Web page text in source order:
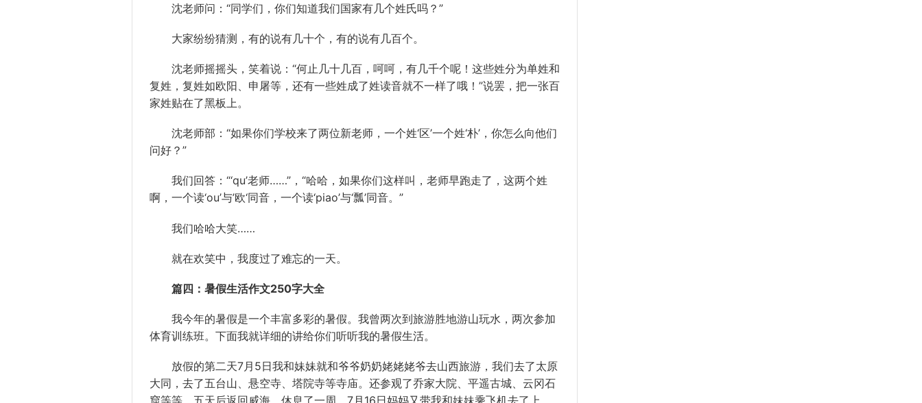
沈老师问：“同学们，你们知道我们国家有几个姓氏吗？”
大家纷纷猜测，有的说有几十个，有的说有几百个。
沈老师摇摇头，笑着说：“何止几十几百，呵呵，有几千个呢！这些姓分为单姓和
复姓，复姓如欧阳、申屠等，还有一些姓成了姓读音就不一样了哦！”说罢，把一张百
家姓贴在了黑板上。
沈老师部：“如果你们学校来了两位新老师，一个姓‘区’一个姓‘朴’，你怎么向他们
问好？”
我们回答：“‘qu’老师……”，“哈哈，如果你们这样叫，老师早跑走了，这两个姓
啊，一个读‘ou’与’欧‘同音，一个读‘piao’与‘瓢’同音。”
我们哈哈大笑……
就在欢笑中，我度过了难忘的一天。
篇四：暑假生活作文250字大全
我今年的暑假是一个丰富多彩的暑假。我曾两次到旅游胜地游山玩水，两次参加
体育训练班。下面我就详细的讲给你们听听我的暑假生活。
放假的第二天7月5日我和妹妹就和爷爷奶奶姥姥姥爷去山西旅游，我们去了太原
大同，去了五台山、悬空寺、塔院寺等寺庙。还参观了乔家大院、平遥古城、云冈石